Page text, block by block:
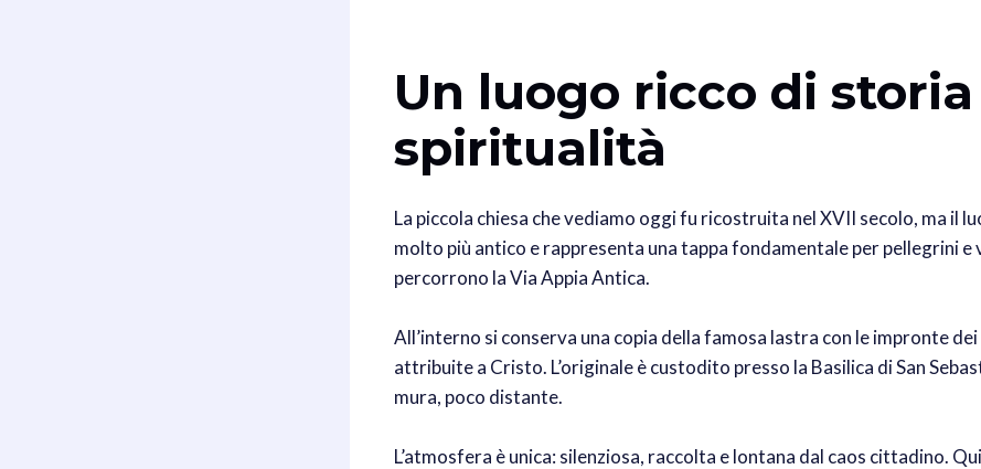
Un luogo ricco di storia
spiritualità
La piccola chiesa che vediamo oggi fu ricostruita nel XVII secolo, ma il
molto più antico e rappresenta una tappa fondamentale per pellegrini
percorrono la Via Appia Antica.
All’interno si conserva una copia della famosa lastra con le impronte
attribuite a Cristo. L’originale è custodito presso la Basilica di San
mura, poco distante.
L’atmosfera è unica: silenziosa, raccolta e lontana dal caos cittadino.